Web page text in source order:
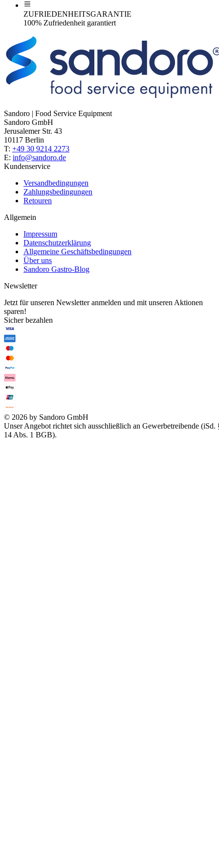
ZUFRIEDENHEITSGARANTIE
100% Zufriedenheit garantiert
Sandoro | Food Service Equipment
Sandoro GmbH
Jerusalemer Str. 43
10117 Berlin
T: +49 30 9214 2273
E: info@sandoro.de
Kundenservice
Versandbedingungen
Zahlungsbedingungen
Retouren
Allgemein
Impressum
Datenschutzerklärung
Allgemeine Geschäftsbedingungen
Über uns
Sandoro Gastro-Blog
Newsletter
Jetzt für unseren Newsletter anmelden und mit unseren Aktionen
sparen!
Sicher bezahlen
© 2026 by Sandoro GmbH
Unser Angebot richtet sich ausschließlich an Gewerbetreibende (iSd.
14 Abs. 1 BGB).